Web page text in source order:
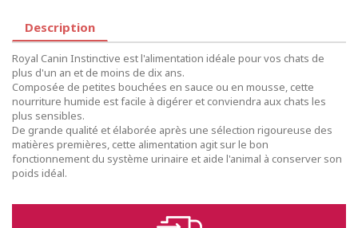
Description
Royal Canin Instinctive est l'alimentation idéale pour vos chats de
plus d'un an et de moins de dix ans.
Composée de petites bouchées en sauce ou en mousse, cette
nourriture humide est facile à digérer et conviendra aux chats les
plus sensibles.
De grande qualité et élaborée après une sélection rigoureuse des
matières premières, cette alimentation agit sur le bon
fonctionnement du système urinaire et aide l'animal à conserver son
poids idéal.